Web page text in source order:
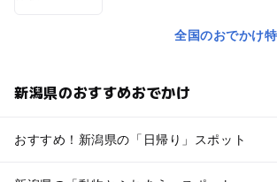
全国のおでかけ
新潟県のおすすめおでかけ
おすすめ！新潟県の「日帰り」スポット